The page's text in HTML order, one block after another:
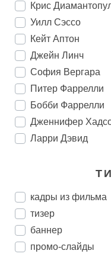
Крис
Уилл Сэссо
Кейт Аптон
Джейн Линч
София Вергара
Питер Фаррелли
Бобби Фаррелли
Дженнифер
Ларри Дэвид
кадры из фильма
тизер
баннер
промо-слайды